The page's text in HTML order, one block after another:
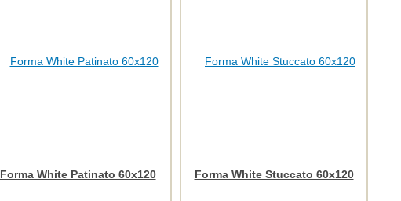
Forma White Patinato 60x120 Forma White Stuccato 60x120